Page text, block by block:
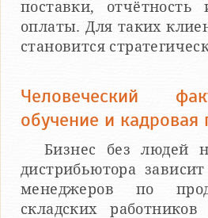
поставки, отчётность
оплаты. Для таких
становится
Человеческий
обучение и кадровая
Бизнес без людей
дистрибьютора
менеджеров по
складских